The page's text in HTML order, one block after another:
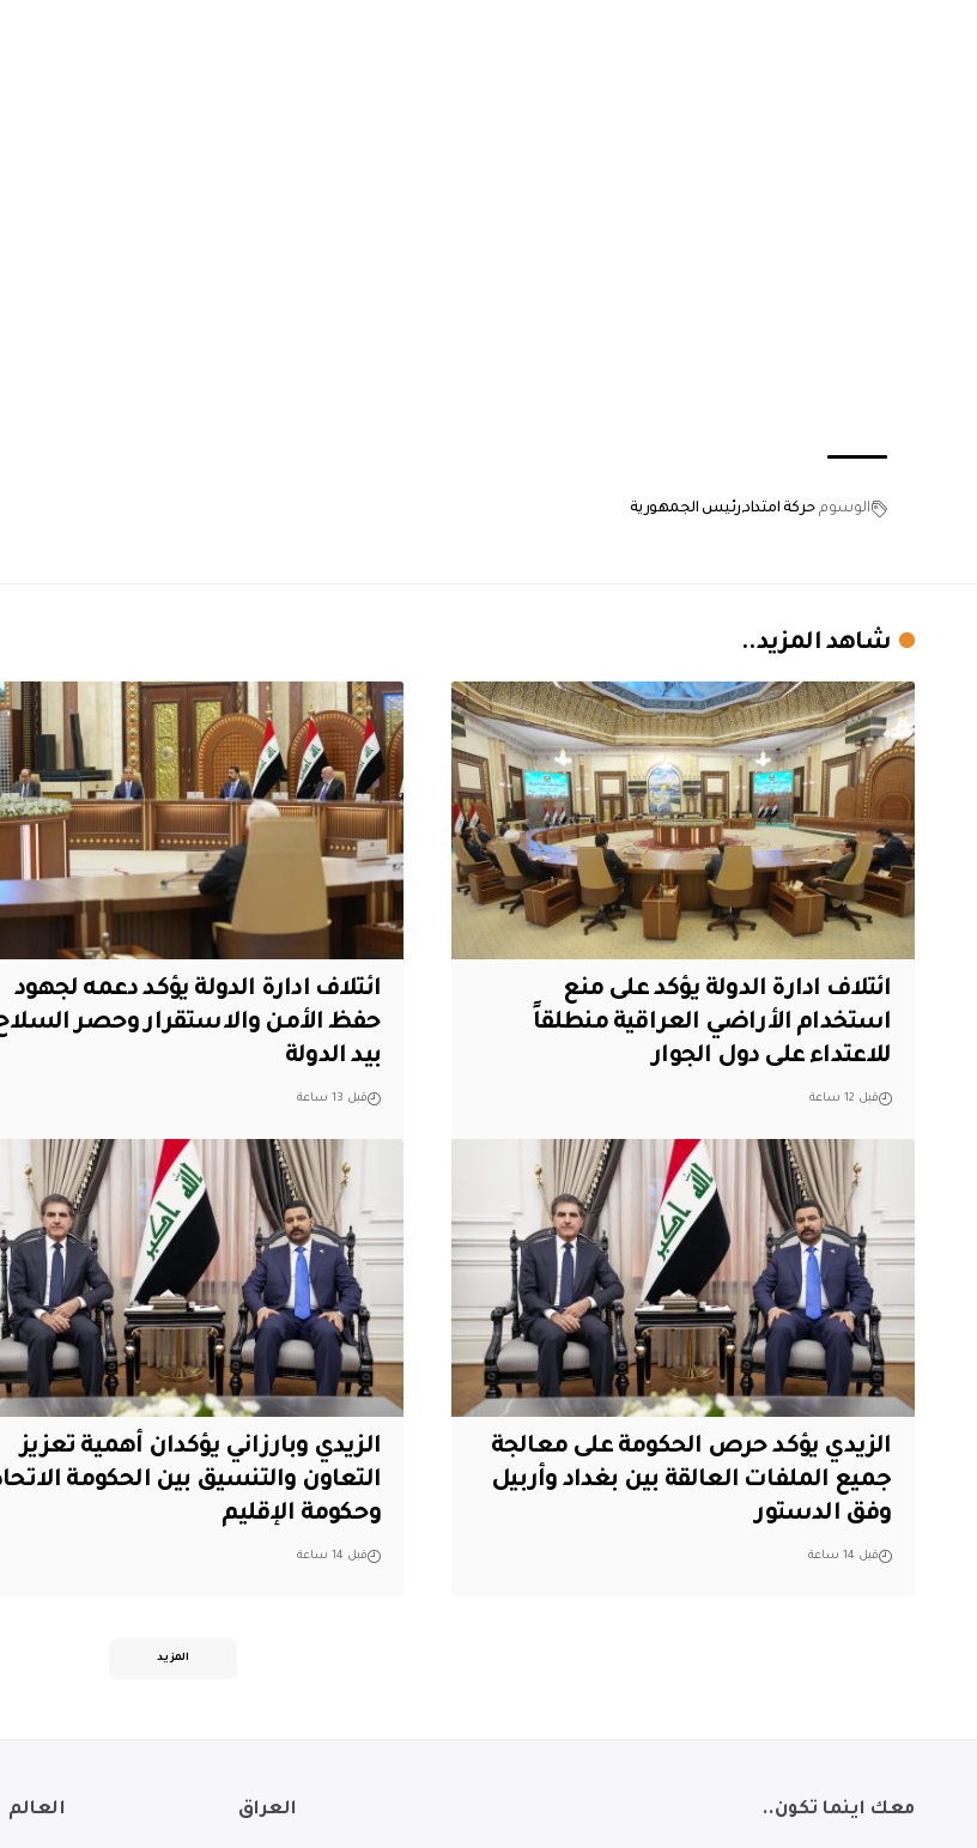
الوسوم حركة امتداد رئيس الجمهورية
شاهد المزيد..
ائتلاف ادارة الدولة يؤكد على منع
استخدام الأراضي العراقية منطلقاً
للاعتداء على دول الجوار
قبل 12 ساعة
ائتلاف ادارة الدولة يؤكد دعمه لجهود
حفظ الأمن والاستقرار وحصر
بيد الدولة
قبل 13 ساعة
الزيدي يؤكد حرص الحكومة على معالجة
جميع الملفات العالقة بين بغداد وأربيل
وفق الدستور
قبل 14 ساعة
الزيدي وبارزاني يؤكدان أهمية تعزيز
التعاون والتنسيق بين الحكومة
وحكومة الإقليم
قبل 14 ساعة
المزيد
معك اينما تكون.. العراق العالم